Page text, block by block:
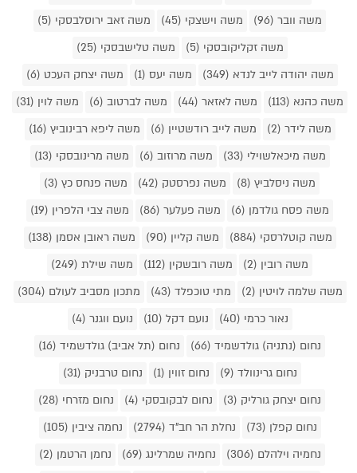
משה וובר (96)
משה וישצקי (45)
משה זאב ירוסלבסקי (5)
משה זקליקובסקי (5)
משה טלישבסקי (25)
משה יהודה לייב לנדא (349)
משה יעס (1)
משה יצחק העכט (6)
משה כהנא (113)
משה לאזאר (44) משה לברטוב (6)
משה לוין (31)
משה לידר (2)
משה לייב רודשטיין (6)
משה ליפא רבינוביץ (16)
משה מיכאלשוילי (33)
משה מרוזוב (6)
משה מרינובסקי (13)
משה ניסלביץ (8)
משה נפרסטק (42)
משה פנחס כץ (3)
משה פסח גולדמן (6)
משה פעלער (86)
משה צבי הלפרין (19)
משה קוטלרסקי (884)
משה קליין (90)
משה ראובן אסמן (138)
משה רובין (2)
משה רובשקין (112)
משה שילת (249)
משה שלמה לויטין (2)
מתי טוכפלד (43)
מתכון מסביב לעולם (304)
נאור כרמי (40)
נועם דקל (10)
נועם ווגנר (4)
נחום (נתניה) גולדשמיד (66)
נחום (תל אביב) גולדשמיד (16)
נחום גרינוולד (9)
נחום זווין (1)
נחום טרבניק (31)
נחום יצחק גורליק (3)
נחום לבקובסקי (4)
נחום מזרחי (28)
נחום קפלן (73)
נחלת הר חב"ד (2794)
נחמה ציבין (105)
נחמיה וילהלם (306)
נחמיה שמרלינג (69)
נחמן הרטמן (2)